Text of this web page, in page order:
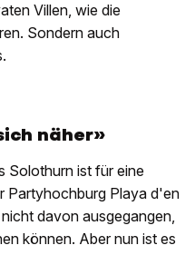
Villen, wie die
Sondern auch
näher»
Solothurn ist für eine
Partyhochburg Playa d'en
davon ausgegangen,
können. Aber nun ist es